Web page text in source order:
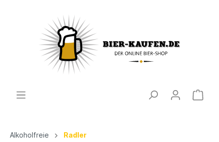
Alkoholfreie Radler